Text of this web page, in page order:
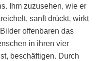
Ihm zuzusehen, wie er
sanft drückt, wirkt
offenbaren das
in ihren vier
beschäftigen. Durch